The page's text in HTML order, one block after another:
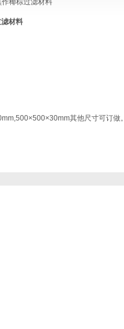
椰棕过滤材料
材料
其他尺寸可订做。